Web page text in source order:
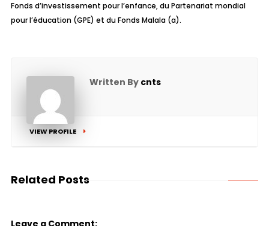
Fonds d’investissement pour l’enfance, duPartenariat mondial
pour l’éducation (GPE) et duFonds Malala(a).
Written By cnts
VIEW PROFILE
Related Posts
Leave a Comment: